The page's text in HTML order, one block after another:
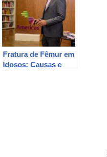
Fratura de Fêmur em
Idosos: Causas e